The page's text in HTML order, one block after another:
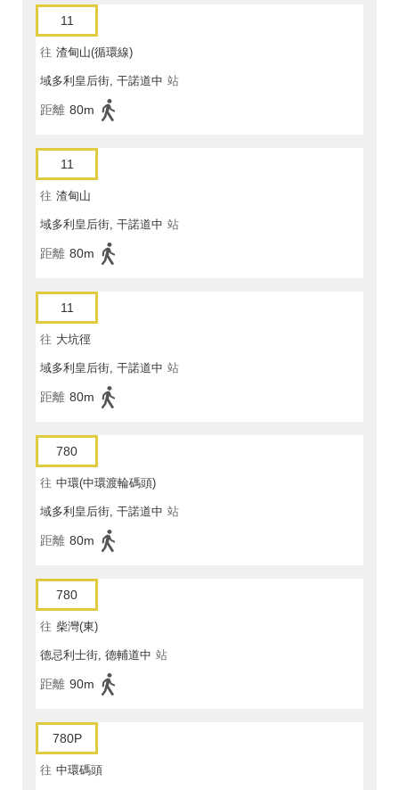
11
往 渣甸山(循環線)
域多利皇后街, 干諾道中 站
距離 80m
11
往 渣甸山
域多利皇后街, 干諾道中 站
距離 80m
11
往 大坑徑
域多利皇后街, 干諾道中 站
距離 80m
780
往 中環(中環渡輪碼頭)
域多利皇后街, 干諾道中 站
距離 80m
780
往 柴灣(東)
德忌利士街, 德輔道中 站
距離 90m
780P
往 中環碼頭